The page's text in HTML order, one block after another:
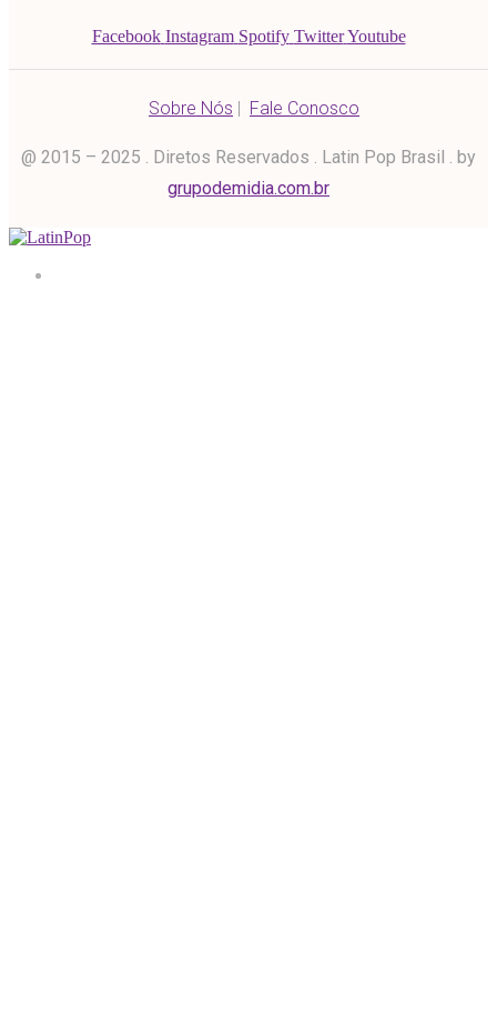
Facebook Instagram Spotify Twitter Youtube
Sobre Nós Fale Conosco
@ 2015 – 2025 . Diretos Reservados . Latin Pop Brasil . by
grupodemidia.com.br